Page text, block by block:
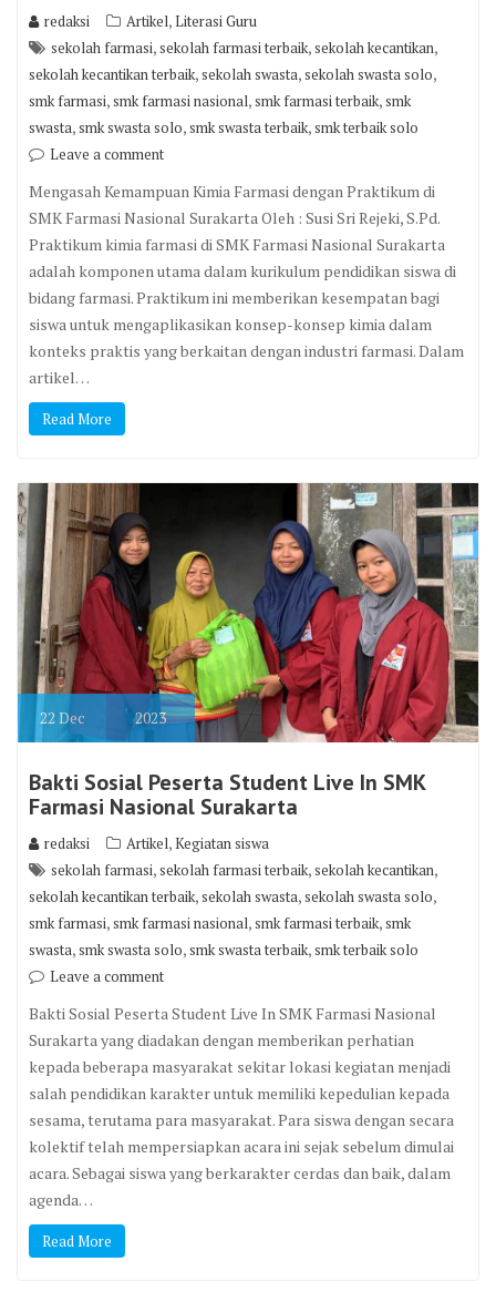
redaksi Artikel,Literasi Guru
sekolah farmasi,sekolah farmasi terbaik,sekolah kecantikan,
sekolah kecantikan terbaik,sekolah swasta,sekolah swasta solo,
smk farmasi,smk farmasi nasional,smk farmasi terbaik,smk
swasta,smk swasta solo,smk swasta terbaik,smk terbaik solo
Leave a comment
Mengasah Kemampuan Kimia Farmasi dengan Praktikum di
SMK Farmasi Nasional Surakarta Oleh : Susi Sri Rejeki, S.Pd.
Praktikum kimia farmasi di SMK Farmasi Nasional Surakarta
adalah komponen utama dalam kurikulum pendidikan siswa di
bidang farmasi. Praktikum ini memberikan kesempatan bagi
siswa untuk mengaplikasikan konsep-konsep kimia dalam
konteks praktis yang berkaitan dengan industri farmasi. Dalam
artikel…
Read More
22 Dec 2023
Bakti Sosial Peserta Student Live In SMK
Farmasi Nasional Surakarta
redaksi Artikel,Kegiatan siswa
sekolah farmasi,sekolah farmasi terbaik,sekolah kecantikan,
sekolah kecantikan terbaik,sekolah swasta,sekolah swasta solo,
smk farmasi,smk farmasi nasional,smk farmasi terbaik,smk
swasta,smk swasta solo,smk swasta terbaik,smk terbaik solo
Leave a comment
Bakti Sosial Peserta Student Live In SMK Farmasi Nasional
Surakarta yang diadakan dengan memberikan perhatian
kepada beberapa masyarakat sekitar lokasi kegiatan menjadi
salah pendidikan karakter untuk memiliki kepedulian kepada
sesama, terutama para masyarakat. Para siswa dengan secara
kolektif telah mempersiapkan acara ini sejak sebelum dimulai
acara. Sebagai siswa yang berkarakter cerdas dan baik, dalam
agenda…
Read More